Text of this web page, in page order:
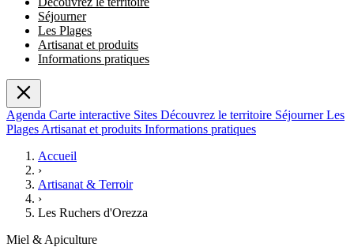
Séjourner
Les Plages
Artisanat et produits
Informations pratiques
Agenda Carte interactive Sites Découvrez le territoire SéjournerLes
Plages Artisanat et produits Informations pratiques
Accueil
›
Artisanat & Terroir
›
Les Ruchers d'Orezza
Miel & Apiculture